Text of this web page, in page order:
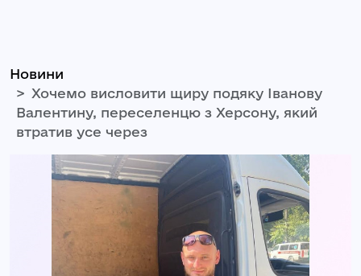
Новини
Хочемо висловити щиру подяку Іванову
Валентину, переселенцю з Херсону, який
втратив усе через